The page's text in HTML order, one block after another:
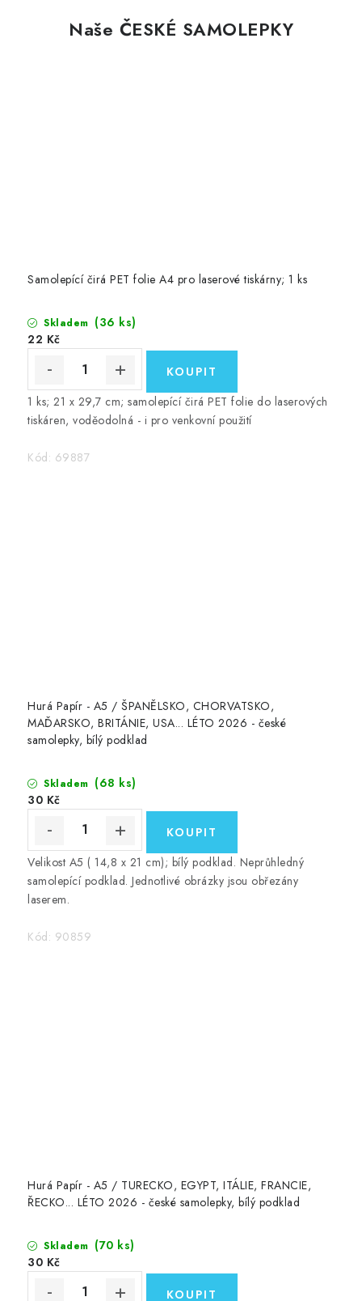
Naše ČESKÉ SAMOLEPKY
Samolepící čirá PET folie A4 pro laserové tiskárny; 1 ks
Skladem (36 ks)
22 Kč
1 ks; 21 x 29,7 cm; samolepící čirá PET folie do laserových
tiskáren, voděodolná - i pro venkovní použití
Kód: 69887
Hurá Papír - A5 / ŠPANĚLSKO, CHORVATSKO,
MAĎARSKO, BRITÁNIE, USA... LÉTO 2026 - české
samolepky, bílý podklad
Skladem (68 ks)
30 Kč
Velikost A5 ( 14,8 x 21 cm); bílý podklad. Neprůhledný
samolepící podklad. Jednotlivé obrázky jsou obřezány
laserem.
Kód: 90859
Hurá Papír - A5 / TURECKO, EGYPT, ITÁLIE, FRANCIE,
ŘECKO... LÉTO 2026 - české samolepky, bílý podklad
Skladem (70 ks)
30 Kč